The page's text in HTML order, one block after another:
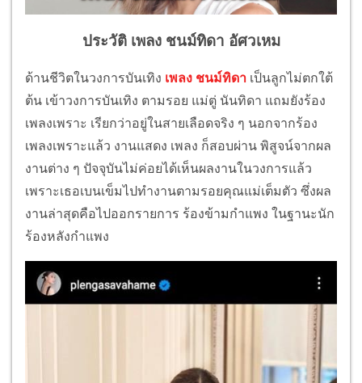
ประวัติ เพลง ชนม์ทิดา อัศวเหม
ด้านชีวิตในวงการบันเทิง เพลง ชนม์ทิดา เป็นลูกไม่ตกใต้
ต้น เข้าวงการบันเทิง ตามรอย แม่ตู่ นันทิดา แถมยังร้อง
เพลงเพราะ เรียกว่าอยู่ในสายเลือดจริง ๆ นอกจากร้อง
เพลงเพราะแล้ว งานแสดง เพลง ก็สอบผ่าน พิสูจน์จากผล
งานต่าง ๆ ปัจจุบันไม่ค่อยได้เห็นผลงานในวงการแล้ว
เพราะเธอเบนเข็มไปทำงานตามรอยคุณแม่เต็มตัว ซึ่งผล
งานล่าสุดคือไปออกรายการ ร้องข้ามกำแพง ในฐานะนัก
ร้องหลังกำแพง